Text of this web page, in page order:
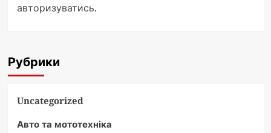
авторизуватись.
Рубрики
Uncategorized
Авто та мототехніка